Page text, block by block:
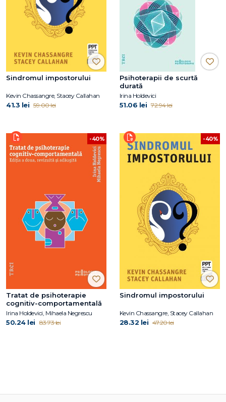
Sindromul impostorului
Kevin Chassangre, Stacey Callahan
41.3 lei 59.00 lei
Psihoterapii de scurtă
durată
Irina Holdevici
51.06 lei 72.94 lei
-40%
Tratat de psihoterapie
cognitiv-comportamentală
Irina Holdevici, Mihaela Negrescu
50.24 lei 83.73 lei
-40%
Sindromul impostorului
Kevin Chassangre, Stacey Callahan
28.32 lei 47.20 lei